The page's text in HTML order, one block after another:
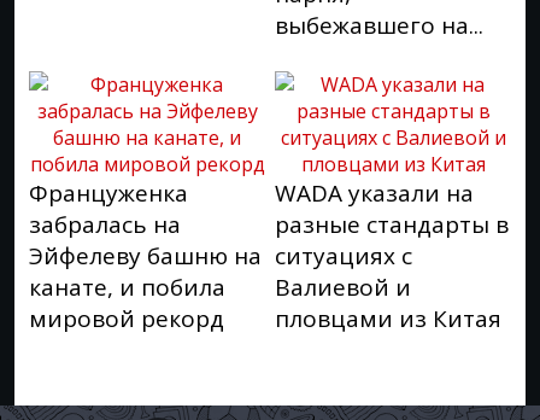
выбежавшего на...
Француженка
забралась на
Эйфелеву башню на
канате, и побила
мировой рекорд
WADA указали на
разные стандарты в
ситуациях с
Валиевой и
пловцами из Китая